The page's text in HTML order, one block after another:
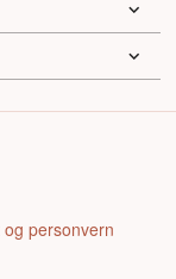
personvern